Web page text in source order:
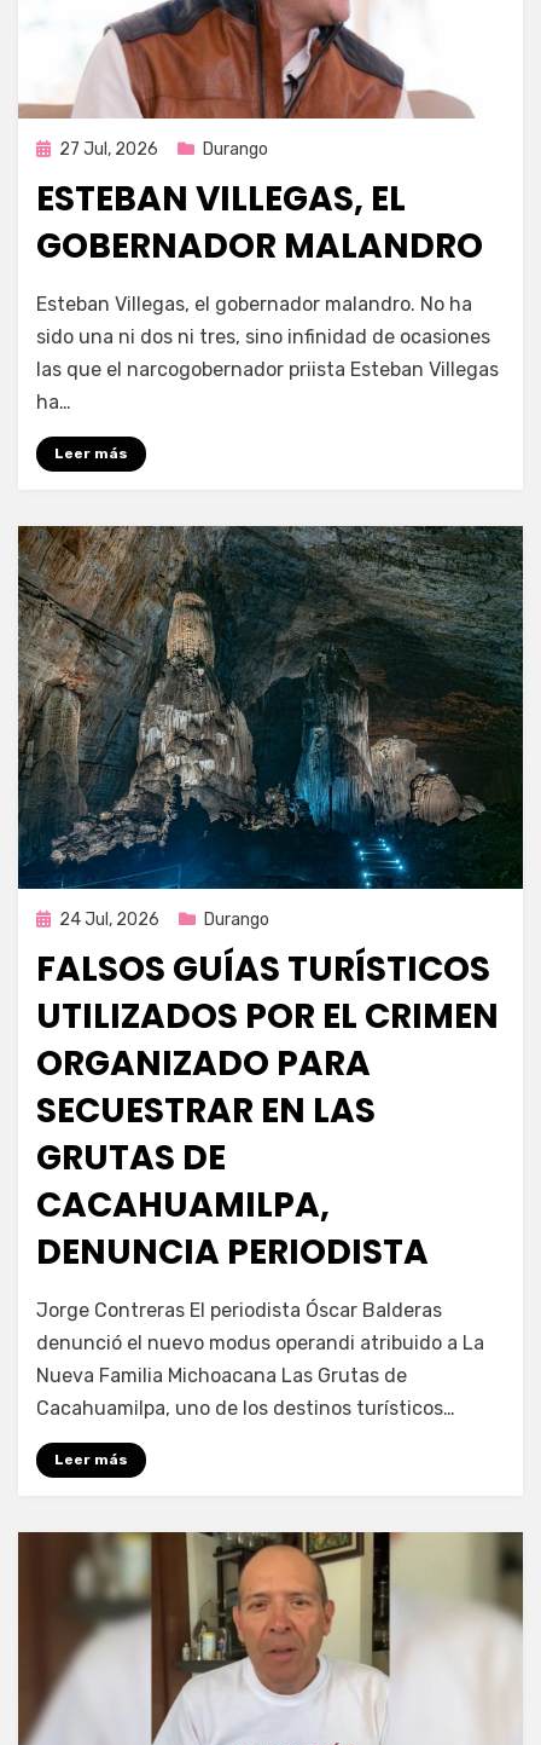
Publicada
27 Jul, 2026 Durango
ESTEBAN VILLEGAS, EL
GOBERNADOR MALANDRO
por Fernando Miranda Servín
Esteban Villegas, el gobernador malandro. No ha
sido una ni dos ni tres, sino infinidad de ocasiones
las que el narcogobernador priista Esteban Villegas
ha…
Leer más
Publicada
24 Jul, 2026 Durango
FALSOS GUÍAS TURÍSTICOS
UTILIZADOS POR EL CRIMEN
ORGANIZADO PARA
SECUESTRAR EN LAS
GRUTAS DE
CACAHUAMILPA,
DENUNCIA PERIODISTA
Fernando Miranda Servín
Jorge Contreras El periodista Óscar Balderas
denunció el nuevo modus operandi atribuido a La
Nueva Familia Michoacana Las Grutas de
Cacahuamilpa, uno de los destinos turísticos…
Leer más